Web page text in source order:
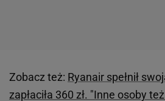
Zobacz też: Ryanair spełnił
zapłaciła 360 zł. "Inne osoby